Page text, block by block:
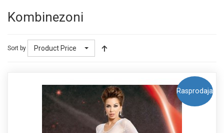
Kombinezoni
Sort by Product Price
Rasprodaja